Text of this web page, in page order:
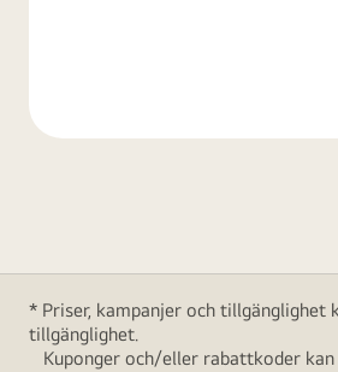
* Priser, kampanjer och
tillgänglighet.
Kuponger och/eller rabattkoder